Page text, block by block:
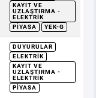
KAYIT VE
UZLAŞTIRMA -
ELEKTRIK
PIYASA
YEK-G
DUYURULAR
ELEKTRIK
KAYIT VE
UZLAŞTIRMA -
ELEKTRIK
PIYASA